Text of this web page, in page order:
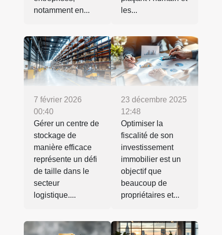
notamment en...
les...
7 février 2026
00:40
Gérer un centre de
stockage de
manière efficace
représente un défi
de taille dans le
secteur
logistique....
23 décembre 2025
12:48
Optimiser la
fiscalité de son
investissement
immobilier est un
objectif que
beaucoup de
propriétaires et...